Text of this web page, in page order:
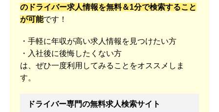
のドライバー求人情報を無料＆1分で検索すること
が可能です！
・手軽に年収が高い求人情報を見つけたい方
・入社後に後悔したくない方
は、ぜひ一度利用してみることをオススメしま
す。
ドライバー専門の無料求人検索サイト